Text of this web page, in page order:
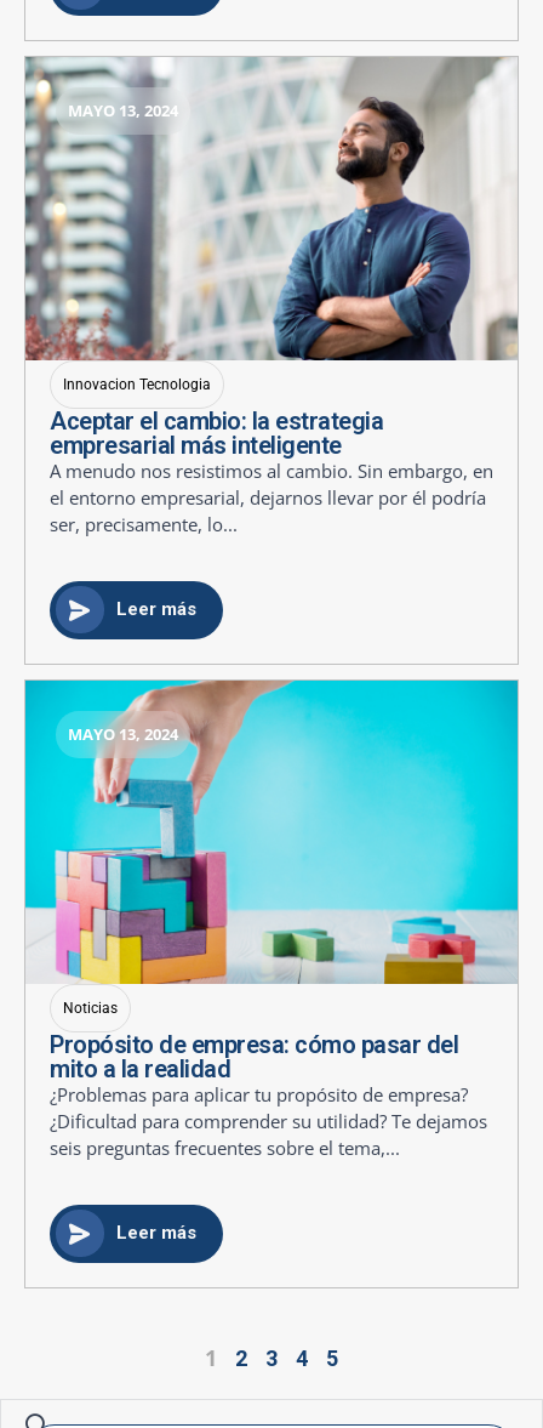
MAYO 13, 2024
Innovacion Tecnologia
Aceptar el cambio: la estrategia
empresarial más inteligente
A menudo nos resistimos al cambio. Sin embargo, en
el entorno empresarial, dejarnos llevar por él podría
ser, precisamente, lo...
Leer más
MAYO 13, 2024
Noticias
Propósito de empresa: cómo pasar del
mito a la realidad
¿Problemas para aplicar tu propósito de empresa?
¿Dificultad para comprender su utilidad? Te dejamos
seis preguntas frecuentes sobre el tema,...
Leer más
1 2 3 4 5